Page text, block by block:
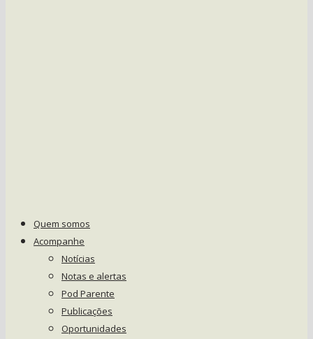
Quem somos
Acompanhe
Notícias
Notas e alertas
Pod Parente
Publicações
Oportunidades